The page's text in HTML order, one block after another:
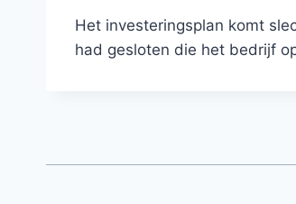
Het investeringsplan komt
had gesloten die het bedrijf